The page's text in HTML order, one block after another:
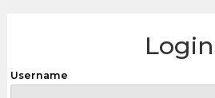
Login
Username